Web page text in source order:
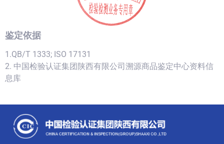
鉴定依据
1.QB/T 1333; ISO 17131
2. 中国检验认证集团陕西有限公司溯源商品鉴定中心资料信
息库